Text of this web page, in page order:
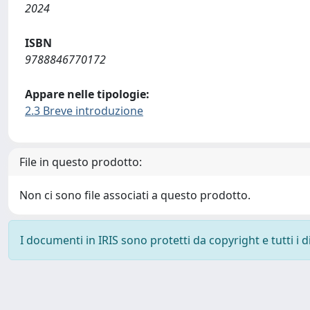
2024
ISBN
9788846770172
Appare nelle tipologie:
2.3 Breve introduzione
File in questo prodotto:
Non ci sono file associati a questo prodotto.
I documenti in IRIS sono protetti da copyright e tutti i